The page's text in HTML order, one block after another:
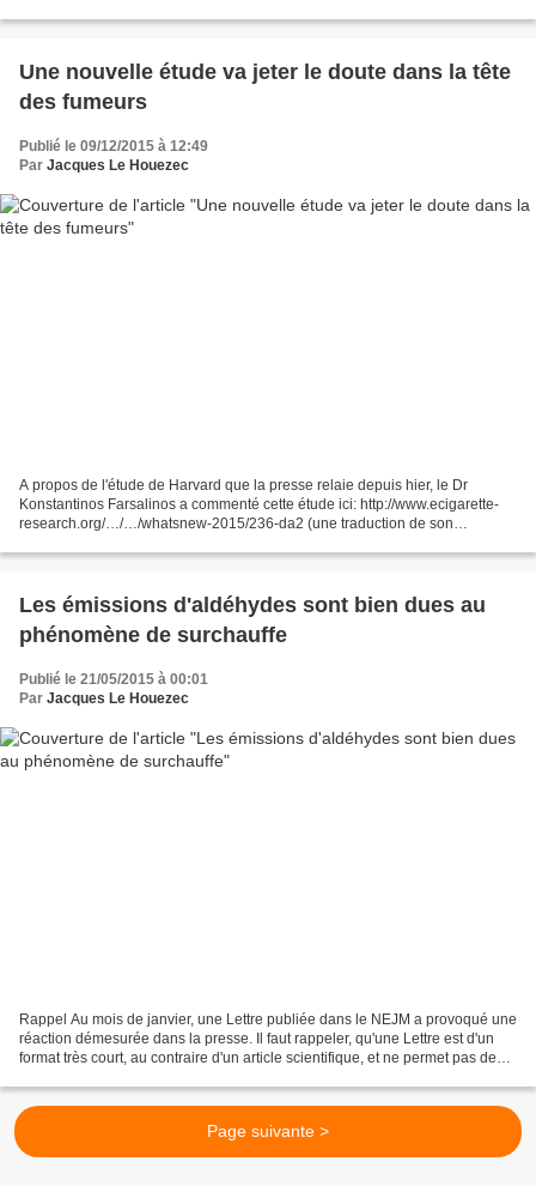
Une nouvelle étude va jeter le doute dans la tête
des fumeurs
Publié le 09/12/2015 à 12:49
Par Jacques Le Houezec
A propos de l'étude de Harvard que la presse relaie depuis hier, le Dr
Konstantinos Farsalinos a commenté cette étude ici: http://www.ecigarette-
research.org/…/…/whatsnew-2015/236-da2 (une traduction de son
Les émissions d'aldéhydes sont bien dues au
phénomène de surchauffe
Publié le 21/05/2015 à 00:01
Par Jacques Le Houezec
Rappel Au mois de janvier, une Lettre publiée dans le NEJM a provoqué une
réaction démesurée dans la presse. Il faut rappeler, qu'une Lettre est d'un
format très court, au contraire d'un article scientifique, et ne permet pas de
Page suivante >